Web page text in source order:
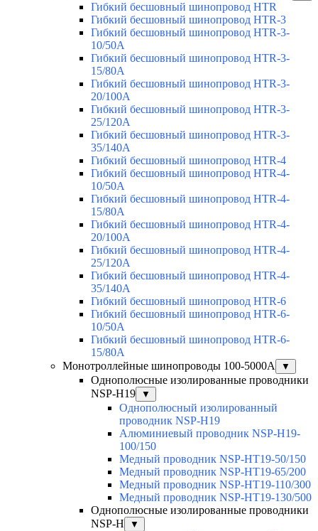
Гибкий бесшовный шинопровод HTR
Гибкий бесшовный шинопровод HTR-3
Гибкий бесшовный шинопровод HTR-3-
10/50A
Гибкий бесшовный шинопровод HTR-3-
15/80A
Гибкий бесшовный шинопровод HTR-3-
20/100A
Гибкий бесшовный шинопровод HTR-3-
25/120A
Гибкий бесшовный шинопровод HTR-3-
35/140A
Гибкий бесшовный шинопровод HTR-4
Гибкий бесшовный шинопровод HTR-4-
10/50A
Гибкий бесшовный шинопровод HTR-4-
15/80A
Гибкий бесшовный шинопровод HTR-4-
20/100A
Гибкий бесшовный шинопровод HTR-4-
25/120A
Гибкий бесшовный шинопровод HTR-4-
35/140A
Гибкий бесшовный шинопровод HTR-6
Гибкий бесшовный шинопровод HTR-6-
10/50A
Гибкий бесшовный шинопровод HTR-6-
15/80A
Монотроллейные шинопроводы 100-5000А
▼
Однополюсные изолированные проводники
NSP-H19
▼
Однополюсный изолированный
проводник NSP-H19
Алюминиевый проводник NSP-H19-
100/150
Медный проводник NSP-HT19-50/150
Медный проводник NSP-HT19-65/200
Медный проводник NSP-HT19-110/300
Медный проводник NSP-HT19-130/500
Однополюсные изолированные проводники
NSP-H
▼